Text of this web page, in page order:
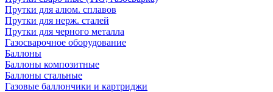
Прутки для алюм. сплавов
Прутки для нерж. сталей
Прутки для черного металла
Газосварочное оборудование
Баллоны
Баллоны композитные
Баллоны стальные
Газовые баллончики и картриджи